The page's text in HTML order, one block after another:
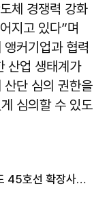
체 경쟁력 강화
지고 있다”며
커기업과 협력
산업 생태계가
산단 심의 권한을
심의할 수 있도
이상일 용인시장 "반도체 국가산단 국도 45호선 확장사업 예타 면제 시급"